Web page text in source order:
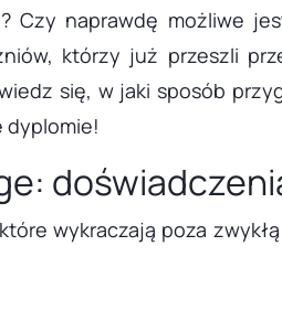
Czy naprawdę możliwe
którzy już przeszli
się, w jaki sposób
dyplomie!
wykraczają poza